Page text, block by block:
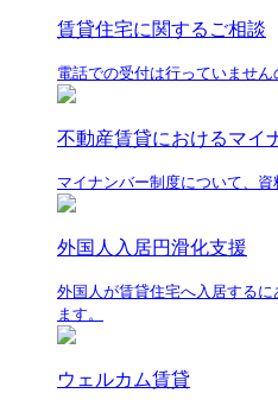
賃貸住宅に関するご相談
電話での受付は行っていません
不動産賃貸におけるマイ
マイナンバー制度について、資
外国人入居円滑化支援
外国人が賃貸住宅へ入居する
ます。
ウェルカム賃貸